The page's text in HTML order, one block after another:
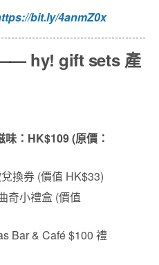
bit.ly/4anmZ0x
hy! gift sets 產
味： HK$109 (原價：
換券 (價值 HK$33)
奇小禮盒 (價值
Bar & Café $100 禮